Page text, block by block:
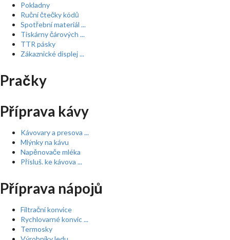
Pokladny
Ruční čtečky kódů
Spotřební materiál ...
Tiskárny čárových ...
TTR pásky
Zákaznické displej ...
Pračky
Příprava kávy
Kávovary a presova ...
Mlýnky na kávu
Napěnovače mléka
Přísluš. ke kávova ...
Příprava nápojů
Filtrační konvice
Rychlovarné konvic ...
Termosky